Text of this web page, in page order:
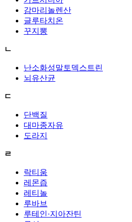
감마리놀렌산
글루타치온
꾸지뽕
ㄴ
난소화성말토덱스트린
뇌유산균
ㄷ
단백질
대마종자유
도라지
ㄹ
락티움
레몬즙
레티놀
루바브
루테인·지아잔틴